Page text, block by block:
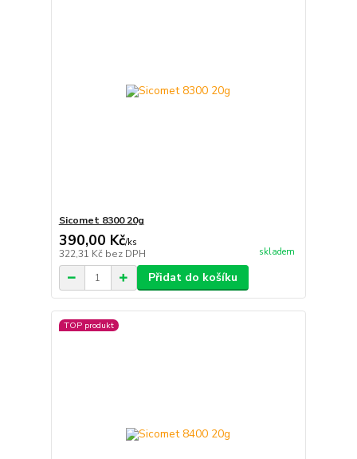
Sicomet 8300 20g
390,00 Kč/ks
322,31 Kč bez DPH skladem
Přidat do košíku
TOP produkt